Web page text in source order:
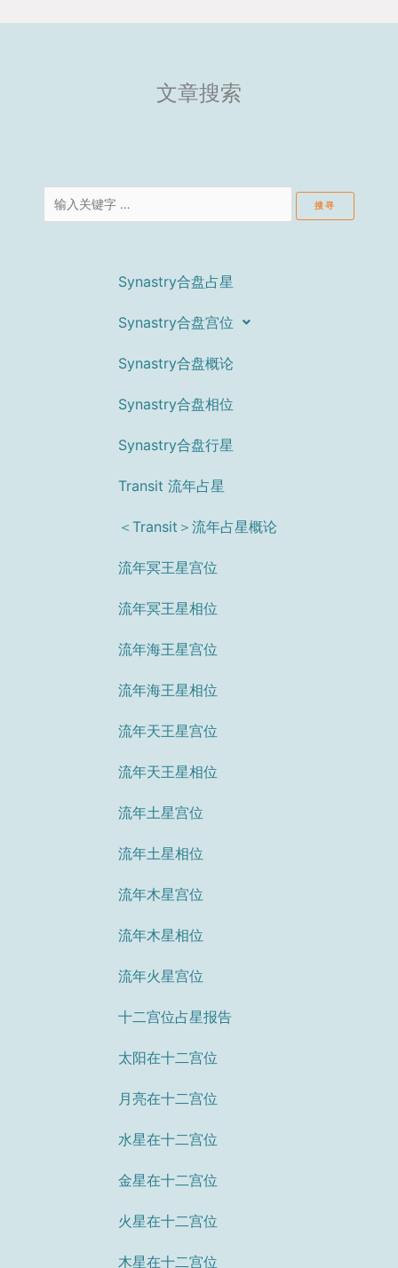
文章搜索
Search
for:
Synastry合盘占星
Synastry合盘宫位
Synastry合盘概论
Synastry合盘相位
Synastry合盘行星
Transit 流年占星
＜Transit＞流年占星概论
流年冥王星宫位
流年冥王星相位
流年海王星宫位
流年海王星相位
流年天王星宫位
流年天王星相位
流年土星宫位
流年土星相位
流年木星宫位
流年木星相位
流年火星宫位
十二宫位占星报告
太阳在十二宫位
月亮在十二宫位
水星在十二宫位
金星在十二宫位
火星在十二宫位
木星在十二宫位